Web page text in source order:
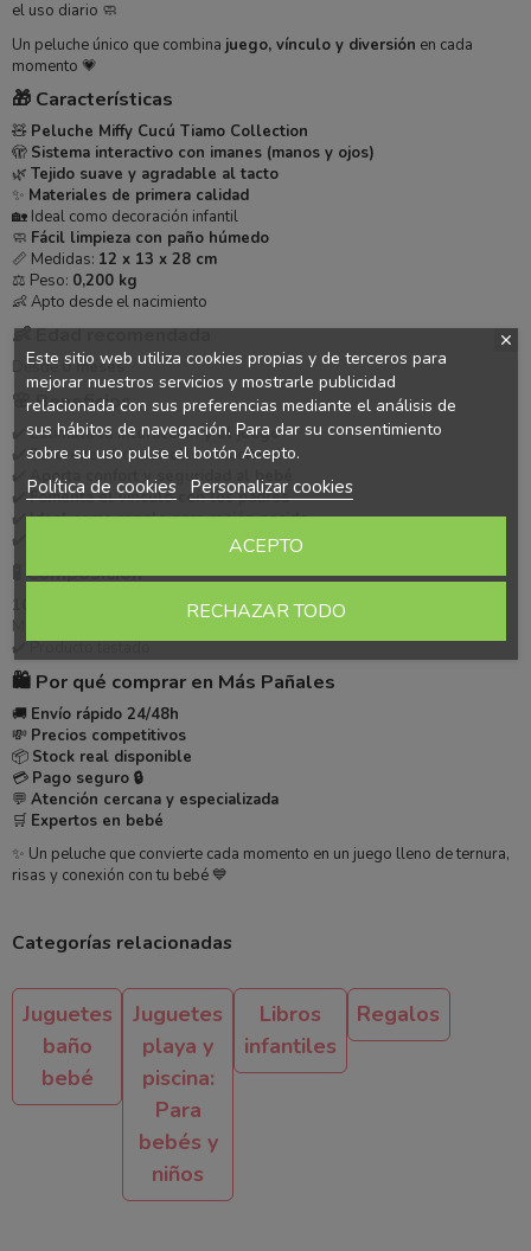
el uso diario 🧼
Un peluche único que combina juego, vínculo y diversión en cada
momento 💗
🎁 Características
🧸 Peluche Miffy Cucú Tiamo Collection
🫣 Sistema interactivo con imanes (manos y ojos)
🌿 Tejido suave y agradable al tacto
✨ Materiales de primera calidad
🏡 Ideal como decoración infantil
🧼 Fácil limpieza con paño húmedo
📏 Medidas: 12 x 13 x 28 cm
⚖️ Peso: 0,200 kg
👶 Apto desde el nacimiento
👶 Edad recomendada
Desde 0 meses
🌸 Beneficios
✔️Estimula la interacción y el juego
✔️Favorece el desarrollo emocional
✔️Aporta confort y seguridad al bebé
✔️Fomenta el vínculo con los padres
✔️Ideal como regalo para recién nacido
✔️
Perfecto para jugar y decorar
🧪 Composición
100% poliéster
Material suave y resistente
✔️ Producto testado
🛍️ Por qué comprar en Más Pañales
🚚 Envío rápido 24/48h
💸 Precios competitivos
📦 Stock real disponible
💳 Pago seguro 🔒
💬 Atención cercana y especializada
🛒 Expertos en bebé
✨ Un peluche que convierte cada momento en un juego lleno de ternura,
risas y conexión con tu bebé 💙
Categorías relacionadas
Juguetes
baño
bebé
Juguetes
playa y
piscina:
Para
bebés y
niños
Libros
infantiles
Regalos
Este sitio web utiliza cookies propias y de terceros para
mejorar nuestros servicios y mostrarle publicidad
relacionada con sus preferencias mediante el análisis de
sus hábitos de navegación. Para dar su consentimiento
sobre su uso pulse el botón Acepto.
Política de cookies Personalizar cookies
RECHAZAR TODO
ACEPTO